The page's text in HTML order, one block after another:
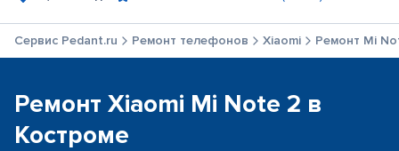
Сервис Pedant.ru Ремонт телефонов Xiaomi Ремонт Mi
Ремонт Xiaomi Mi Note 2 в
Костроме